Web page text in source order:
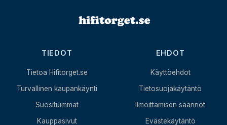
TIEDOT
Tietoa Hifitorget.se
Turvallinen kaupankäynti
Suosituimmat
Kauppasivut
EHDOT
Käyttöehdot
Tietosuojakäytäntö
Ilmoittamisen säännöt
Evästekäytäntö